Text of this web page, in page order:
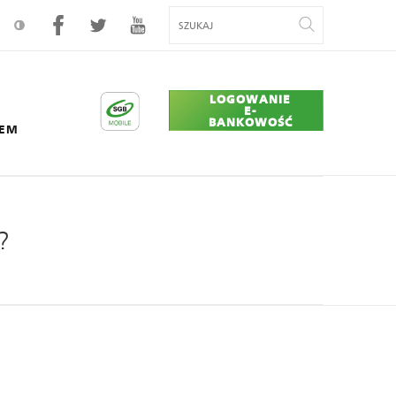
LOGOWANIE
E-
BANKOWOŚĆ